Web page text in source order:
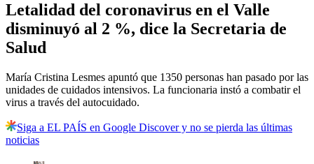
Letalidad del coronavirus en el Valle
disminuyó al 2 %, dice la Secretaria de
Salud
María Cristina Lesmes apuntó que 1350 personas han pasado por las
unidades de cuidados intensivos. La funcionaria instó a combatir el
virus a través del autocuidado.
Siga a EL PAÍS en Google Discover y no se pierda las últimas
noticias